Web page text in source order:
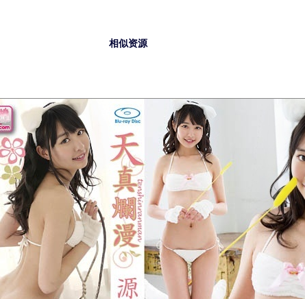
相似资源